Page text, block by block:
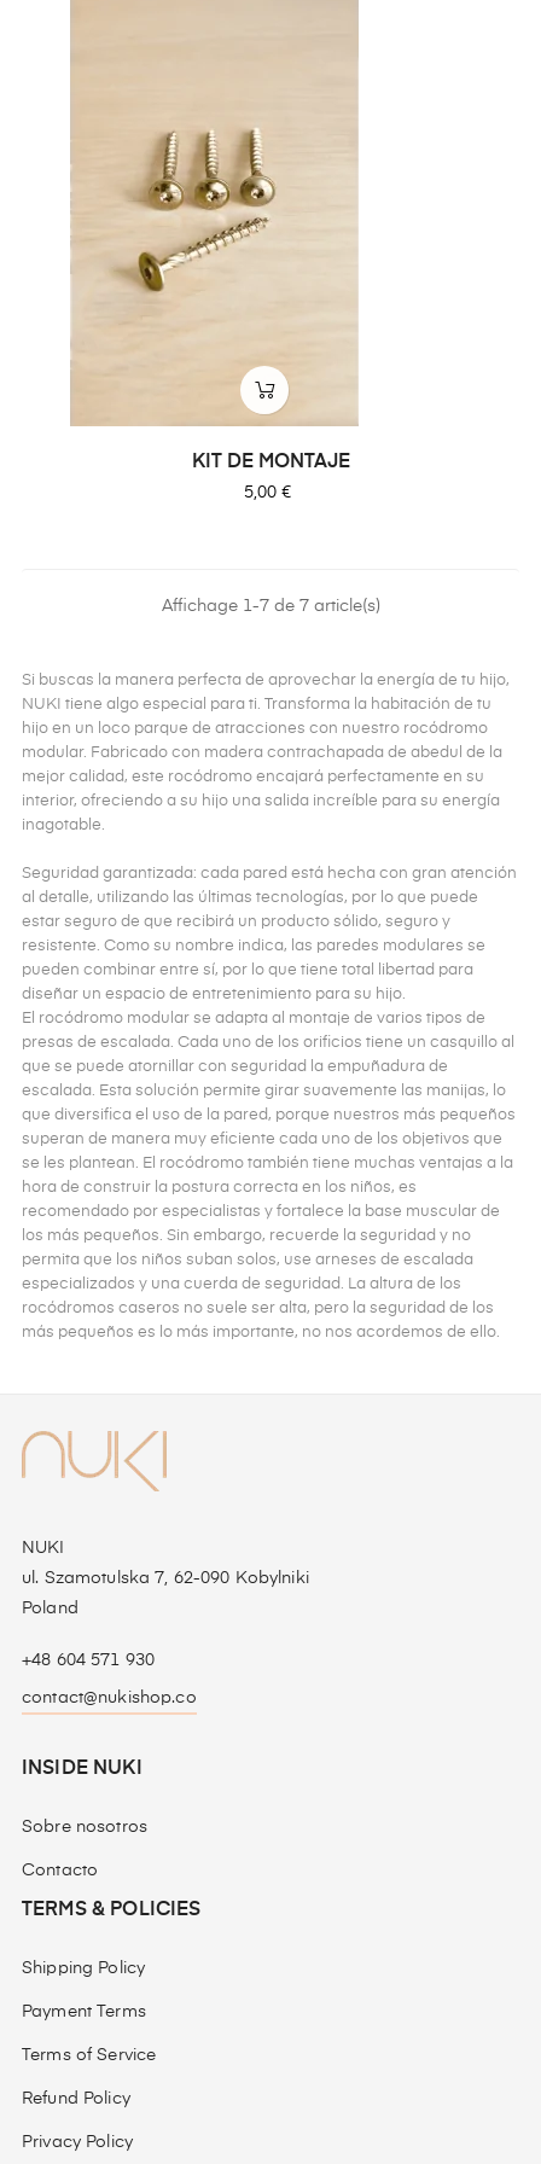
KIT DE MONTAJE
Precio
5,00 €
Affichage 1-7 de 7 article(s)
Si buscas la manera perfecta de aprovechar la energía de tu hijo,
NUKI tiene algo especial para ti. Transforma la habitación de tu
hijo en un loco parque de atracciones con nuestro rocódromo
modular. Fabricado con madera contrachapada de abedul de la
mejor calidad, este rocódromo encajará perfectamente en su
interior, ofreciendo a su hijo una salida increíble para su energía
inagotable.
Seguridad garantizada: cada pared está hecha con gran atención
al detalle, utilizando las últimas tecnologías, por lo que puede
estar seguro de que recibirá un producto sólido, seguro y
resistente. Como su nombre indica, las paredes modulares se
pueden combinar entre sí, por lo que tiene total libertad para
diseñar un espacio de entretenimiento para su hijo.
El rocódromo modular se adapta al montaje de varios tipos de
presas de escalada. Cada uno de los orificios tiene un casquillo al
que se puede atornillar con seguridad la empuñadura de
escalada. Esta solución permite girar suavemente las manijas, lo
que diversifica el uso de la pared, porque nuestros más pequeños
superan de manera muy eficiente cada uno de los objetivos que
se les plantean. El rocódromo también tiene muchas ventajas a la
hora de construir la postura correcta en los niños, es
recomendado por especialistas y fortalece la base muscular de
los más pequeños. Sin embargo, recuerde la seguridad y no
permita que los niños suban solos, use arneses de escalada
especializados y una cuerda de seguridad. La altura de los
rocódromos caseros no suele ser alta, pero la seguridad de los
más pequeños es lo más importante, no nos acordemos de ello.
NUKI
ul. Szamotulska 7, 62-090 Kobylniki
Poland
+48 604 571 930
contact@nukishop.co
INSIDE NUKI
Sobre nosotros
Contacto
TERMS & POLICIES
Shipping Policy
Payment Terms
Terms of Service
Refund Policy
Privacy Policy